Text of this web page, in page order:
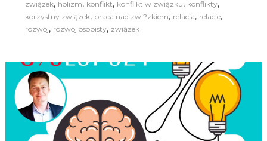
związek, holizm, konflikt, konflikt w związku, konflikty,
korzystny związek, praca nad zwi?zkiem, relacja, relacje,
rozwój, rozwój osobisty, związek